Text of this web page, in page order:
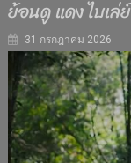
ย้อนดู แดง ไบเล่
31 กรกฎาคม 2026